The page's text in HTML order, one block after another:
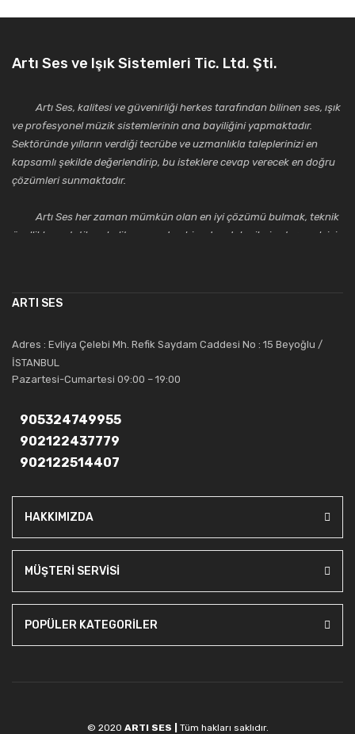
Artı Ses ve Işık Sistemleri Tic. Ltd. Şti.
Artı Ses, kalitesi ve güvenirliği herkes tarafından bilinen ses, ışık
ve profesyonel müzik sistemlerinin ana bayiliğini yapmaktadır.
Sektöründe yılların verdiği tecrübe ve uzmanlıkla taleplerinizi en
kapsamlı şekilde değerlendirip, bu isteklere cevap verecek en doğru
çözümleri sunmaktadır.
Artı Ses her zaman mümkün olan en iyi çözümü bulmak, teknik
özellikler, estetik ve kalite açısından bir adım daha ileriye taşımak için
saygıdeğer yerini kazanmıştır.
Artı Ses, güler yüzü ve deneyimi ile bu gün ve gelecekte
güvenebileceğiniz bir tercihtir.
ARTI SES
Adres : Evliya Çelebi Mh. Refik Saydam Caddesi No : 15 Beyoğlu /
İSTANBUL
Pazartesi-Cumartesi 09:00 – 19:00
905324749955
902122437779
902122514407
HAKKIMIZDA
MÜŞTERİ SERVİSİ
POPÜLER KATEGORİLER
© 2020 ARTI SES | Tüm hakları saklıdır.